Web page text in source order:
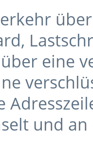
eine
und